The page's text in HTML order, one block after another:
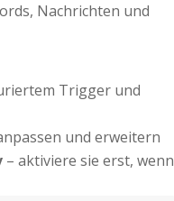
Nachrichten und
Trigger und
und erweitern
– aktiviere sie erst, wenn